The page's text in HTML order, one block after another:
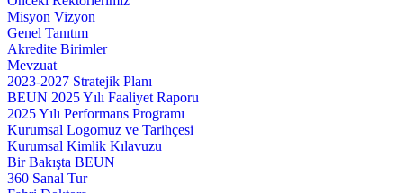
Misyon Vizyon
Genel Tanıtım
Akredite Birimler
Mevzuat
2023-2027 Stratejik Planı
BEUN 2025 Yılı Faaliyet Raporu
2025 Yılı Performans Programı
Kurumsal Logomuz ve Tarihçesi
Kurumsal Kimlik Kılavuzu
Bir Bakışta BEUN
360 Sanal Tur